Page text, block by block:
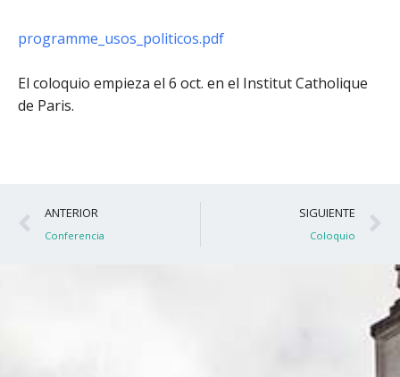
programme_usos_politicos.pdf
El coloquio empieza el 6 oct. en el Institut Catholique
de Paris.
Ant
ANTERIOR
Conferencia
SIGUIENTE
Coloquio